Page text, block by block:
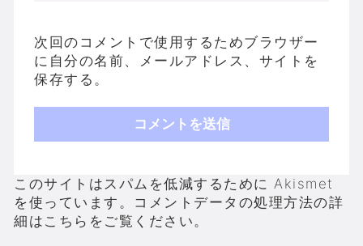
次回のコメントで使用するためブラウザー
に自分の名前、メールアドレス、サイトを
保存する。
このサイトはスパムを低減するために Akismet
を使っています。 コメントデータの処理方法の詳
細はこちらをご覧ください 。